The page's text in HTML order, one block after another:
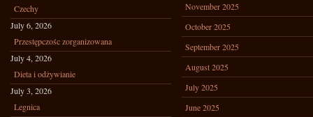
Czechy
July 6, 2026
Przestępczośc zorganizowana
July 4, 2026
Dieta i odżywianie
July 3, 2026
Legnica
November 2025
October 2025
September 2025
August 2025
July 2025
June 2025